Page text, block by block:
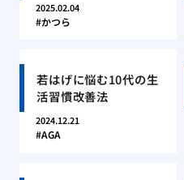
2025.02.04
かつら
若はげに悩む10代の生
活習慣改善法
2024.12.21
AGA